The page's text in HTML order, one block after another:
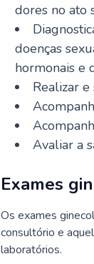
dores no ato
doenças
hormonais e
Realizar
Avaliar a
Exames
Os exames
consultório e
laboratórios.